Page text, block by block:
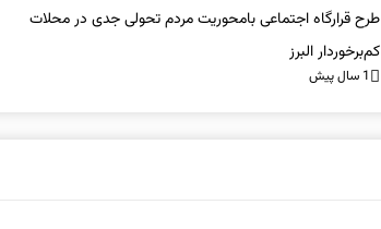
طرح قرارگاه اجتماعی بامحوریت مردم تحولی جدی در محلات
کم‌برخوردار البرز
1 سال پیش